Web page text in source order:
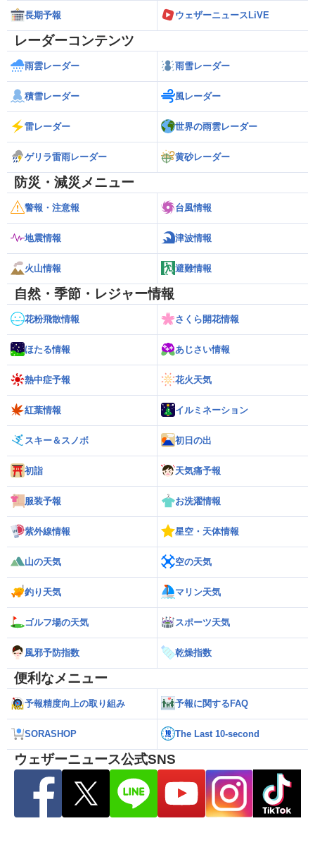
長期予報 ウェザーニュースLiVE
レーダーコンテンツ
雨雲レーダー 雨雪レーダー
積雪レーダー 風レーダー
雷レーダー 世界の雨雲レーダー
ゲリラ雷雨レーダー 黄砂レーダー
防災・減災メニュー
警報・注意報 台風情報
地震情報 津波情報
火山情報 避難情報
自然・季節・レジャー情報
花粉飛散情報 さくら開花情報
ほたる情報 あじさい情報
熱中症予報 花火天気
紅葉情報 イルミネーション
スキー＆スノボ 初日の出
初詣 天気痛予報
服装予報 お洗濯情報
紫外線情報 星空・天体情報
山の天気 空の天気
釣り天気 マリン天気
ゴルフ場の天気 スポーツ天気
風邪予防指数 乾燥指数
便利なメニュー
予報精度向上の取り組み 予報に関するFAQ
SORASHOP The Last 10-second
ウェザーニュース公式SNS